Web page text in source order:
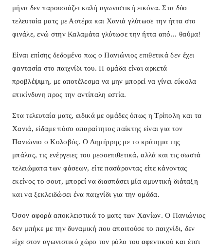
μήνα δεν παρουσιάζει καλή αγωνιστική εικόνα. Στα δύο
τελευταία ματς με Αστέρα και Χανιά γλύτωσε την ήττα στο
φινάλε, ενώ στην Καλαμάτα γλύτωσε την ήττα από... θαύμα!
Είναι επίσης δεδομένο πως ο Πανιώνιος επιθετικά δεν έχει
φαντασία στο παιχνίδι του. Η ομάδα είναι αρκετά
προβλέψιμη, με αποτέλεσμα να μην μπορεί να γίνει εύκολα
επικίνδυνη προς την αντίπαλη εστία.
Στα τελευταία ματς, ειδικά με ομάδες όπως η Τρίπολη και τα
Χανιά, είδαμε πόσο απαραίτητος παίκτης είναι για τον
Πανιώνιο ο Κολοβός. Ο Δημήτρης με το κράτημα της
μπάλας, τις ενέργειες του μεσοεπιθετικά, αλλά και τις σωστά
τελειώματα των φάσεων, είτε πασάροντας είτε κάνοντας
εκείνος το σουτ, μπορεί να διασπάσει μία αμυντική διάταξη
και να ξεκλειδώσει ένα παιχνίδι για την ομάδα.
Όσον αφορά αποκλειστικά το ματς των Χανίων. Ο Πανιώνιος
δεν μπήκε με την δυναμική που απαιτούσε το παιχνίδι, δεν
είχε στον αγωνιστικό χώρο τον ρόλο του αφεντικού και έτσι